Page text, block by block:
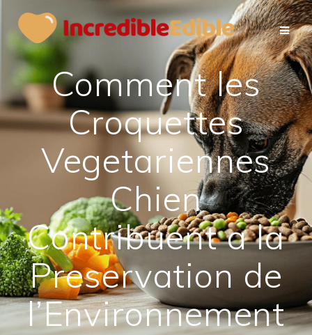
Passer
au
contenu
Comment les
Croquettes
Vegetariennes
Chien
Contribuent a la
Preservation de
l’Environnement